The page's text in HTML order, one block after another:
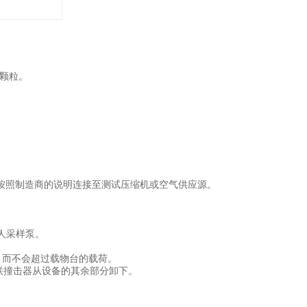
粒。
制造商的说明连接至测试压缩机或空气供应源。
样泵。
不会超过载物台的载荷。
击器从设备的其余部分卸下。